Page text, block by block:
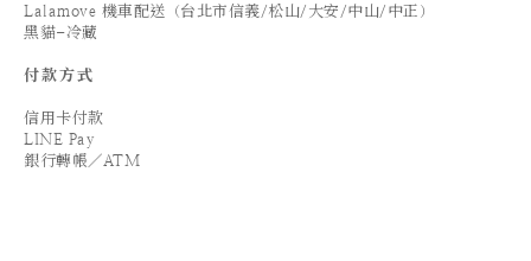
Lalamove 機車配送（台北市信義/松山/大安/中山/中正）
黑貓-冷藏
付款方式
信用卡付款
LINE Pay
銀行轉帳／ATM